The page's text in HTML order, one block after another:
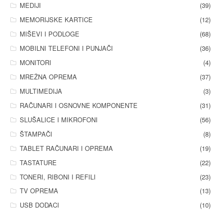
MEDIJI
(39)
MEMORIJSKE KARTICE
(12)
MIŠEVI I PODLOGE
(68)
MOBILNI TELEFONI I PUNJAČI
(36)
MONITORI
(4)
MREŽNA OPREMA
(37)
MULTIMEDIJA
(3)
RAČUNARI I OSNOVNE KOMPONENTE
(31)
SLUŠALICE I MIKROFONI
(56)
ŠTAMPAČI
(8)
TABLET RAČUNARI I OPREMA
(19)
TASTATURE
(22)
TONERI, RIBONI I REFILI
(23)
TV OPREMA
(13)
USB DODACI
(10)